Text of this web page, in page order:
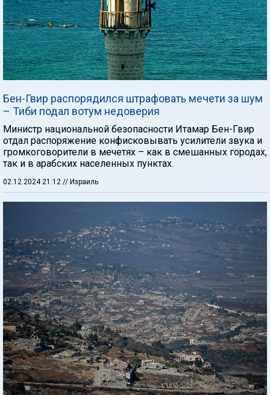
Бен-Гвир распорядился штрафовать мечети за шум
– Тиби подал вотум недоверия
Министр национальной безопасности Итамар Бен-Гвир
отдал распоряжение конфисковывать усилители звука и
громкоговорители в мечетях – как в смешанных городах,
так и в арабских населенных пунктах.
02.12.2024 21:12 // Израиль